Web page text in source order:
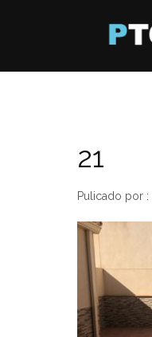
21
Pulicado por :